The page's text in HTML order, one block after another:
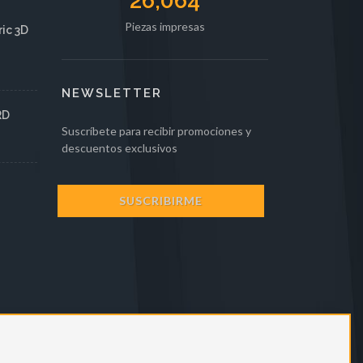
3D Piezas impresas
NEWSLETTER
Suscríbete para recibir promociones y
descuentos exclusivos
SUSCRIBIRME